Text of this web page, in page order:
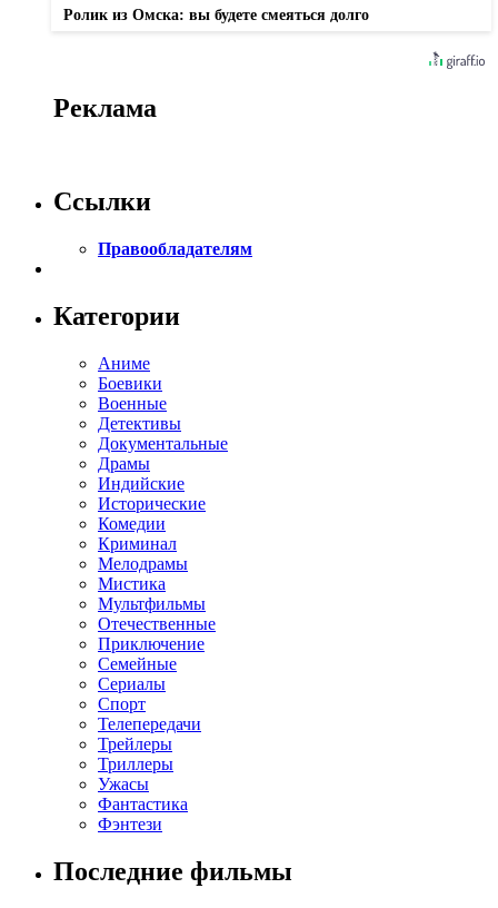
Ролик из Омска: вы будете смеяться долго
Реклама
Ссылки
Правообладателям
Категории
Аниме
Боевики
Военные
Детективы
Документальные
Драмы
Индийские
Исторические
Комедии
Криминал
Мелодрамы
Мистика
Мультфильмы
Отечественные
Приключение
Семейные
Сериалы
Спорт
Телепередачи
Трейлеры
Триллеры
Ужасы
Фантастика
Фэнтези
Последние фильмы